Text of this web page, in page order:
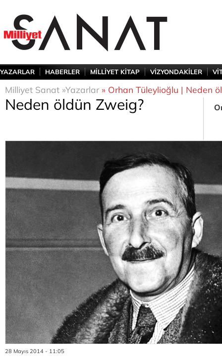
YAZARLAR HABERLER MİLLİYET KİTAP VİZYONDAKİLER
Milliyet Sanat »Yazarlar» Orhan Tüleylioğlu | Neden
Neden öldün Zweig?
28 Mayıs 2014 - 11:05